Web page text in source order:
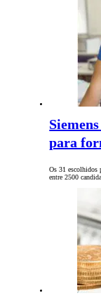
para
Os 31 escolhidos
entre 2500